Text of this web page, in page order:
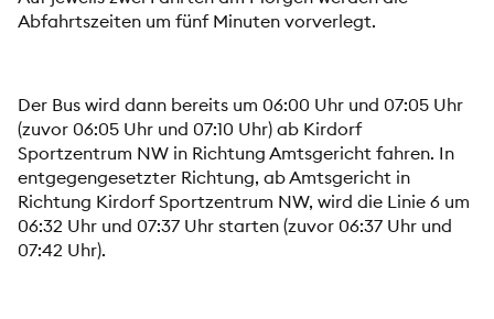
Abfahrtszeiten um fünf Minuten vorverlegt.
Der Bus wird dann bereits um 06:00 Uhr und 07:05 Uhr
(zuvor 06:05 Uhr und 07:10 Uhr) ab Kirdorf
Sportzentrum NW in Richtung Amtsgericht fahren. In
entgegengesetzter Richtung, ab Amtsgericht in
Richtung Kirdorf Sportzentrum NW, wird die Linie 6 um
06:32 Uhr und 07:37 Uhr starten (zuvor 06:37 Uhr und
07:42 Uhr).